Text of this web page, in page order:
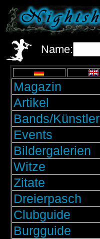
Name:
Magazin
Artikel
Bands/Künstler
Events
Bildergalerien
Witze
Zitate
Dreierpasch
Clubguide
Burgguide